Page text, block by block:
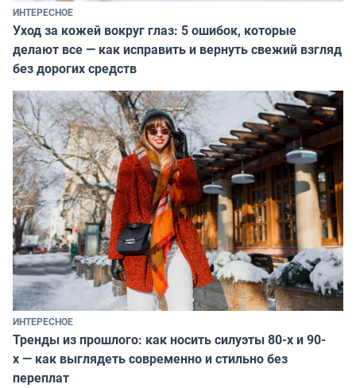
ИНТЕРЕСНОЕ
Уход за кожей вокруг глаз: 5 ошибок, которые
делают все — как исправить и вернуть свежий взгляд
без дорогих средств
ИНТЕРЕСНОЕ
Тренды из прошлого: как носить силуэты 80-х и 90-
х — как выглядеть современно и стильно без
переплат